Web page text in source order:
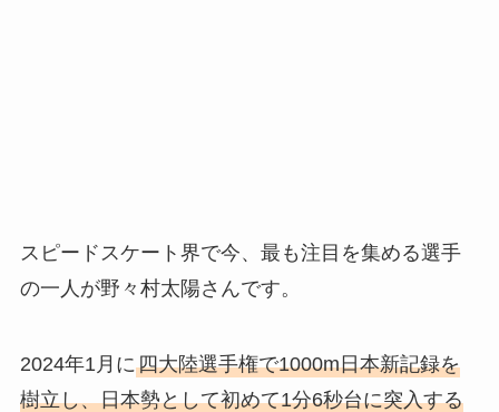
スピードスケート界で今、最も注目を集める選手
の一人が野々村太陽さんです。
2024年1月に四大陸選手権で1000m日本新記録を
樹立し、日本勢として初めて1分6秒台に突入する